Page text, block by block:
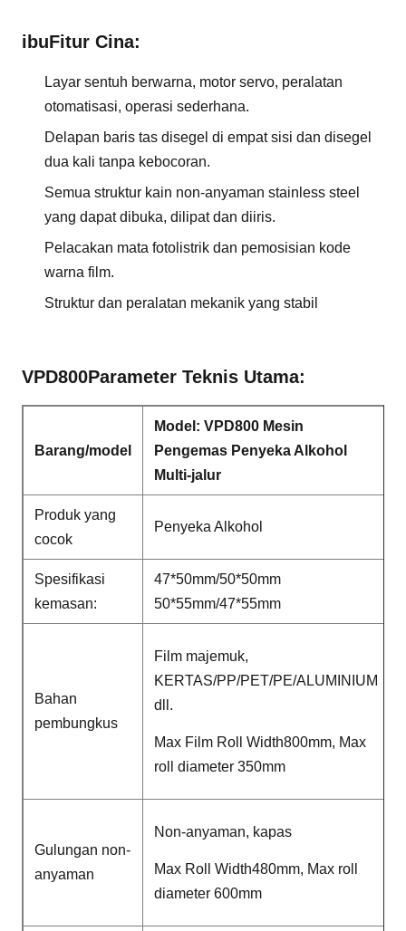
ibuFitur Cina:
Layar sentuh berwarna, motor servo, peralatan
otomatisasi, operasi sederhana.
Delapan baris tas disegel di empat sisi dan disegel
dua kali tanpa kebocoran.
Semua struktur kain non-anyaman stainless steel
yang dapat dibuka, dilipat dan diiris.
Pelacakan mata fotolistrik dan pemosisian kode
warna film.
Struktur dan peralatan mekanik yang stabil
VPD800Parameter Teknis Utama:
Barang/model
Model: VPD800 Mesin
Pengemas Penyeka Alkohol
Multi-jalur
Produk yang
cocok
Penyeka Alkohol
Spesifikasi
kemasan:
47*50mm/50*50mm
50*55mm/47*55mm
Bahan
pembungkus
Film majemuk,
KERTAS/PP/PET/PE/ALUMINIUM
dll.
Max Film Roll Width800mm, Max
roll diameter 350mm
Gulungan non-
anyaman
Non-anyaman, kapas
Max Roll Width480mm, Max roll
diameter 600mm